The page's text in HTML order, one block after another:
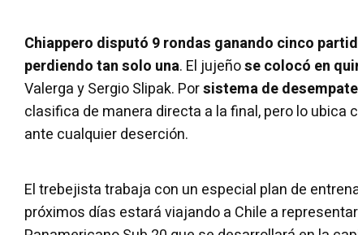
Chiappero disputó 9 rondas ganando cinco
perdiendo tan solo una. El jujeñose colocó en
Valerga y Sergio Slipak. Porsistema de
clasifica de manera directa a la final, pero lo ubica
ante cualquier deserción.
El trebejista trabaja con un especial plan de
próximos días estará viajando a Chile a